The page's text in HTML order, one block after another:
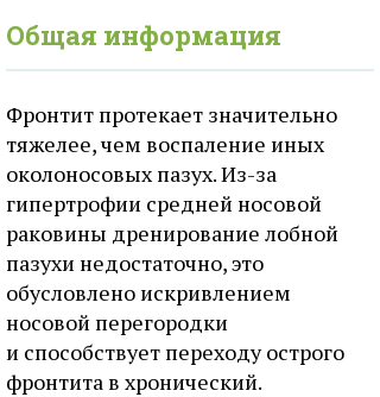
Общая информация
Фронтит протекает значительно
тяжелее, чем воспаление иных
околоносовых пазух. Из-за
гипертрофии средней носовой
раковины дренирование лобной
пазухи недостаточно, это
обусловлено искривлением
носовой перегородки
и способствует переходу острого
фронтита в хронический.